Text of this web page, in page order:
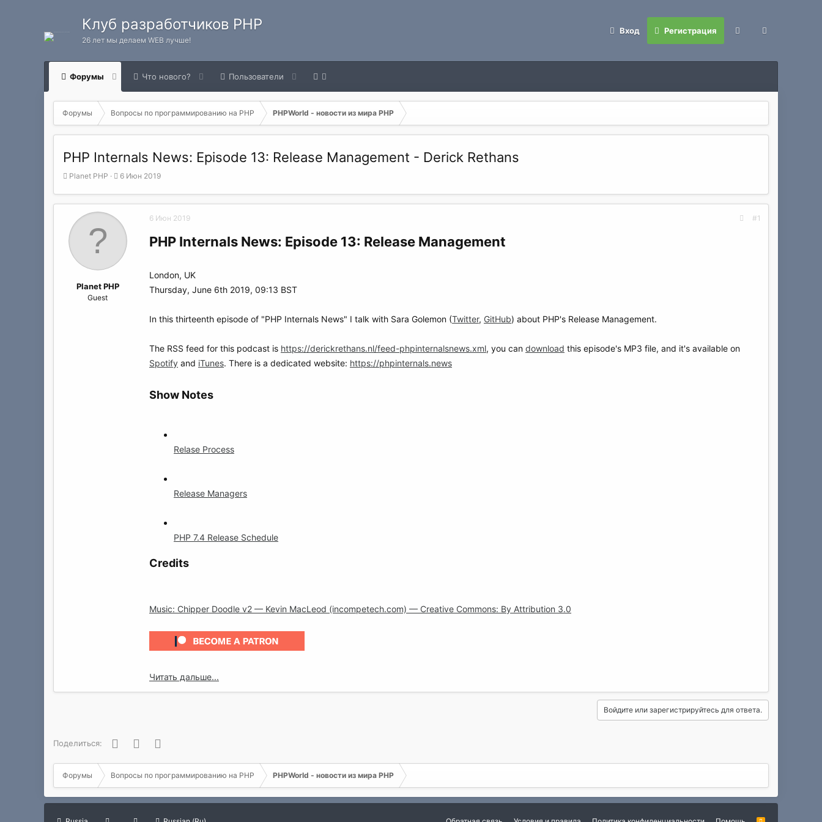
Клуб разработчиков PHP
26 лет мы делаем WEB лучше!
Вход Регистрация
Форумы Что нового? Пользователи
Форумы Вопросы по программированию на РНР PHPWorld - новости из мира PHP
PHP Internals News: Episode 13: Release Management - Derick Rethans
А
т
т
е
м
Planet PHP
Д
т
н
а
а
л
6 Июн 2019
Planet PHP
Guest
6 Июн 2019 #1
PHP Internals News: Episode 13: Release Management
London, UK
Thursday, June 6th 2019, 09:13 BST
In this thirteenth episode of "PHP Internals News" I talk with Sara Golemon (Twitter, GitHub) about PHP's Release Management.
The RSS feed for this podcast is https://derickrethans.nl/feed-phpinternalsnews.xml, you can download this episode's MP3 file, and it's available on
Spotify and iTunes. There is a dedicated website: https://phpinternals.news
Show Notes
Relase Process
Release Managers
PHP 7.4 Release Schedule
Credits
Music: Chipper Doodle v2 — Kevin MacLeod (incompetech.com) — Creative Commons: By Attribution 3.0
Читать дальше...
Войдите или зарегистрируйтесь для ответа.
Поделиться: Facebook
Twitter
Форумы Вопросы по программированию на РНР PHPWorld - новости из мира PHP
R